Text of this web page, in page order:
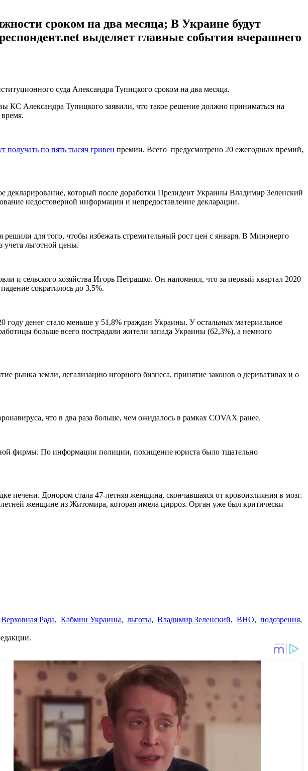
сроком на два месяца; В Украине будут
выделяет главные события вчерашнего
суда Александра Тупицкого сроком на два месяца.
КС Александра Тупицкого заявили, что такое решение должно приниматься на
получать по пять тысяч гривен премии. Всего предусмотрено 20 ежегодных премий,
декларирование, который после доработки Президент Украины Владимир Зеленский
недостоверной информации и непредоставление декларации.
решили для того, чтобы избежать стремительный рост цен с января. В Минэнерго
учета льготной цены.
и сельского хозяйства Игорь Петрашко. Он напомнил, что за первый квартал 2020
сократилось до 3,5%.
году денег стало меньше у 51,8% граждан Украины. У остальных материальное
больше всего пострадали жители запада Украины (62,3%), а немного
рынка земли, легализацию игорного бизнеса, принятие законов о деривативах и о
что в два раза больше, чем ожидалось в рамках COVAX ранее.
фирмы. По информации полиции, похищение юриста было тщательно
печени. Донором стала 47-летняя женщина, скончавшаяся от кровоизлияния в мозг.
женщине из Житомира, которая имела цирроз. Орган уже был критически
Верховная Рада, Кабмин Украины, льготы, Владимир Зеленский, ВНО, подозрения,